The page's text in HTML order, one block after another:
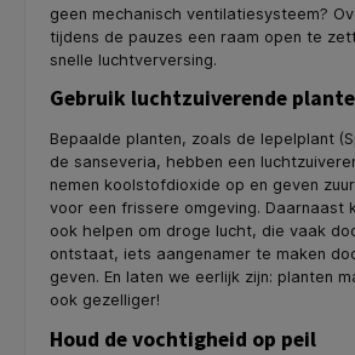
geen mechanisch ventilatiesysteem?
tijdens de pauzes een raam open te
snelle luchtverversing.
Gebruik luchtzuiverende
Bepaalde planten, zoals de lepelplant
de sanseveria, hebben een
nemen koolstofdioxide op en geven
voor een frissere omgeving. Daarnaast
ook helpen om droge lucht, die vaak
ontstaat, iets aangenamer te maken
geven. En laten we eerlijk zijn: planten
ook gezelliger!
Houd de vochtigheid op peil